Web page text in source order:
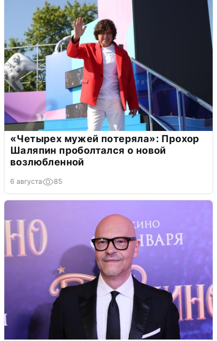
«Четырех мужей потеряла»: Прохор
Шаляпин проболтался о новой
возлюбленной
6 августа 85